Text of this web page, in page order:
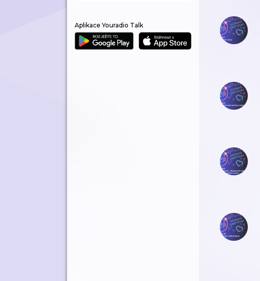
Aplikace Youradio Talk